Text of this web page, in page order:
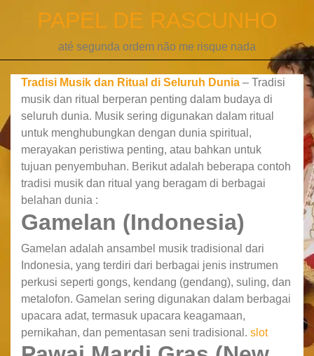
PAPEL DE RASCUNHO
até segunda ordem não me risque nada
Tradisi Musik dan Ritual di Seluruh Dunia – Tradisi
musik dan ritual berperan penting dalam budaya di
seluruh dunia. Musik sering digunakan dalam ritual
untuk menghubungkan dengan dunia spiritual,
merayakan peristiwa penting, atau bahkan untuk
tujuan penyembuhan. Berikut adalah beberapa contoh
tradisi musik dan ritual yang beragam di berbagai
belahan dunia :
Gamelan (Indonesia)
Gamelan adalah ansambel musik tradisional dari
Indonesia, yang terdiri dari berbagai jenis instrumen
perkusi seperti gongs, kendang (gendang), suling, dan
metalofon. Gamelan sering digunakan dalam berbagai
upacara adat, termasuk upacara keagamaan,
pernikahan, dan pementasan seni tradisional. slot